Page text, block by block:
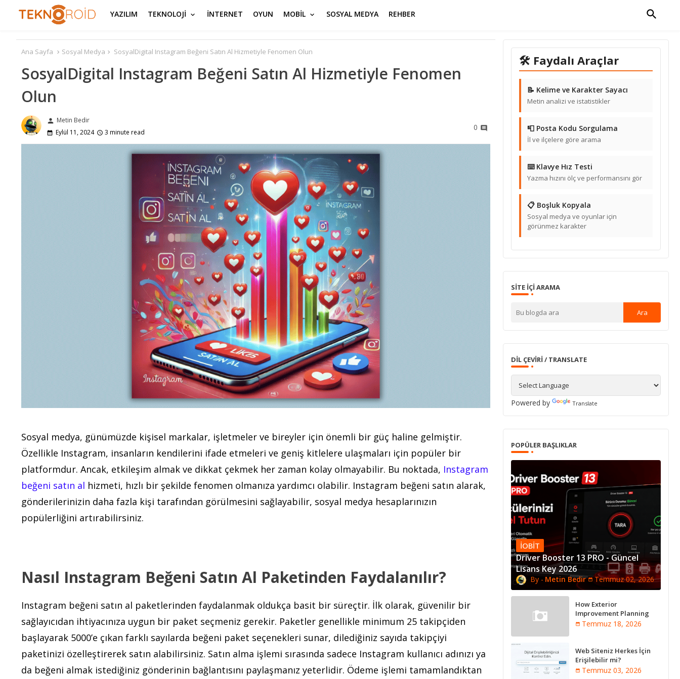
YAZILIM TEKNOLOJİ İNTERNET OYUN MOBİL SOSYAL MEDYA REHBER
Ana Sayfa Sosyal Medya SosyalDigital Instagram Beğeni Satın Al Hizmetiyle Fenomen Olun
SosyalDigital Instagram Beğeni Satın Al Hizmetiyle Fenomen
Olun
person Metin Bedir
Eylül 11, 2024
3 minute read
0
Sosyal medya, günümüzde kişisel markalar, işletmeler ve bireyler için önemli bir güç haline gelmiştir.
Özellikle Instagram, insanların kendilerini ifade etmeleri ve geniş kitlelere ulaşmaları için popüler bir
platformdur. Ancak, etkileşim almak ve dikkat çekmek her zaman kolay olmayabilir. Bu noktada, Instagram
beğeni satın al hizmeti, hızlı bir şekilde fenomen olmanıza yardımcı olabilir. Instagram beğeni satın alarak,
gönderilerinizin daha fazla kişi tarafından görülmesini sağlayabilir, sosyal medya hesaplarınızın
popülerliğini artırabilirsiniz.
Nasıl Instagram Beğeni Satın Al Paketinden Faydalanılır?
Instagram beğeni satın al paketlerinden faydalanmak oldukça basit bir süreçtir. İlk olarak, güvenilir bir
sağlayıcıdan ihtiyacınıza uygun bir paket seçmeniz gerekir. Paketler genellikle minimum 25 takipçiden
başlayarak 5000’e çıkan farklı sayılarda beğeni paket seçenekleri sunar, dilediğiniz sayıda takipçiyi
paketinizi özelleştirerek satın alabilirsiniz. Satın alma işlemi sırasında sadece Instagram kullanıcı adınızı ya
da beğeni almak istediğiniz gönderinin bağlantısını paylaşmanız yeterlidir. Ödeme işlemi tamamlandıktan
🛠 Faydalı Araçlar
📝 Kelime ve Karakter Sayacı
Metin analizi ve istatistikler
📮 Posta Kodu Sorgulama
İl ve ilçelere göre arama
⌨️ Klavye Hız Testi
Yazma hızını ölç ve performansını gör
📋 Boşluk Kopyala
Sosyal medya ve oyunlar için
görünmez karakter
SITE IÇI ARAMA
DIL ÇEVIRI / TRANSLATE
Powered by Translate
POPÜLER BAŞLIKLAR
IOBIT
Driver Booster 13 PRO - Güncel
Lisans Key 2026
Metin Bedir Temmuz 02, 2026
How Exterior
Improvement Planning
Creates Better Long-Term
Temmuz 18, 2026
Web Siteniz Herkes İçin
Erişilebilir mi?
Temmuz 03, 2026